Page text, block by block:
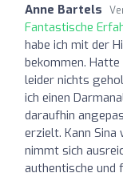
Anne Bartels
Fantastische
habe ich mit der
bekommen.
leider nichts
ich einen
daraufhin
erzielt. Kann Sina
nimmt sich
authentische und